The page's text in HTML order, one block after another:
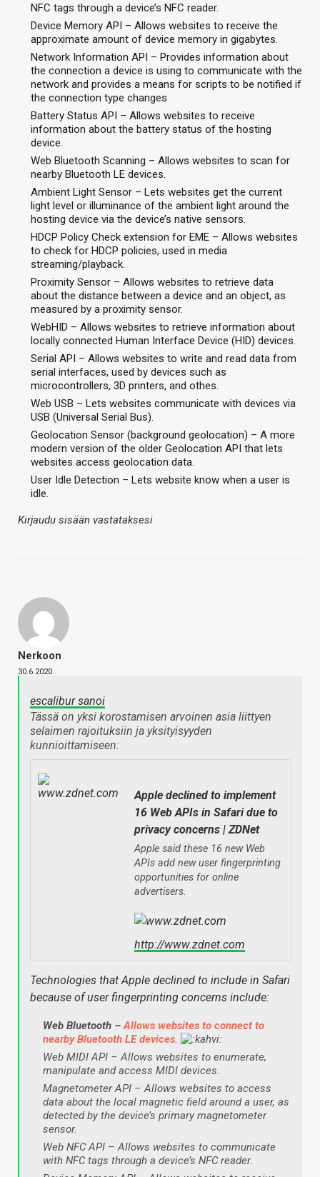
NFC tags through a device’s NFC reader.
Device Memory API – Allows websites to receive the
approximate amount of device memory in gigabytes.
Network Information API – Provides information about
the connection a device is using to communicate with the
network and provides a means for scripts to be notified if
the connection type changes
Battery Status API – Allows websites to receive
information about the battery status of the hosting
device.
Web Bluetooth Scanning – Allows websites to scan for
nearby Bluetooth LE devices.
Ambient Light Sensor – Lets websites get the current
light level or illuminance of the ambient light around the
hosting device via the device’s native sensors.
HDCP Policy Check extension for EME – Allows websites
to check for HDCP policies, used in media
streaming/playback.
Proximity Sensor – Allows websites to retrieve data
about the distance between a device and an object, as
measured by a proximity sensor.
WebHID – Allows websites to retrieve information about
locally connected Human Interface Device (HID) devices.
Serial API – Allows websites to write and read data from
serial interfaces, used by devices such as
microcontrollers, 3D printers, and othes.
Web USB – Lets websites communicate with devices via
USB (Universal Serial Bus).
Geolocation Sensor (background geolocation) – A more
modern version of the older Geolocation API that lets
websites access geolocation data.
User Idle Detection – Lets website know when a user is
idle.
Kirjaudu sisään vastataksesi
Nerkoon
30.6.2020
escalibur sanoi
Tässä on yksi korostamisen arvoinen asia liittyen
selaimen rajoituksiin ja yksityisyyden
kunnioittamiseen:
Apple declined to implement
16 Web APIs in Safari due to
privacy concerns | ZDNet
Apple said these 16 new Web
APIs add new user fingerprinting
opportunities for online
advertisers.
http://www.zdnet.com
Technologies that Apple declined to include in Safari
because of user fingerprinting concerns include:
Web Bluetooth –Allows websites to connect to
nearby Bluetooth LE devices.
Web MIDI API – Allows websites to enumerate,
manipulate and access MIDI devices.
Magnetometer API – Allows websites to access
data about the local magnetic field around a user, as
detected by the device’s primary magnetometer
sensor.
Web NFC API – Allows websites to communicate
with NFC tags through a device’s NFC reader.